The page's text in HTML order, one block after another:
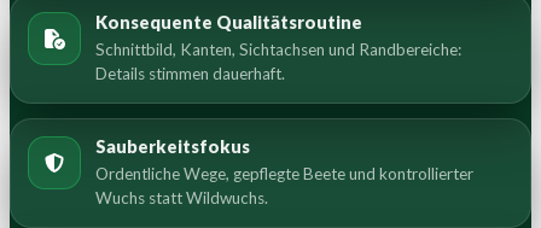
Konsequente Qualitätsroutine
Schnittbild, Kanten, Sichtachsen und Randbereiche:
Details stimmen dauerhaft.
Sauberkeitsfokus
Ordentliche Wege, gepflegte Beete und kontrollierter
Wuchs statt Wildwuchs.